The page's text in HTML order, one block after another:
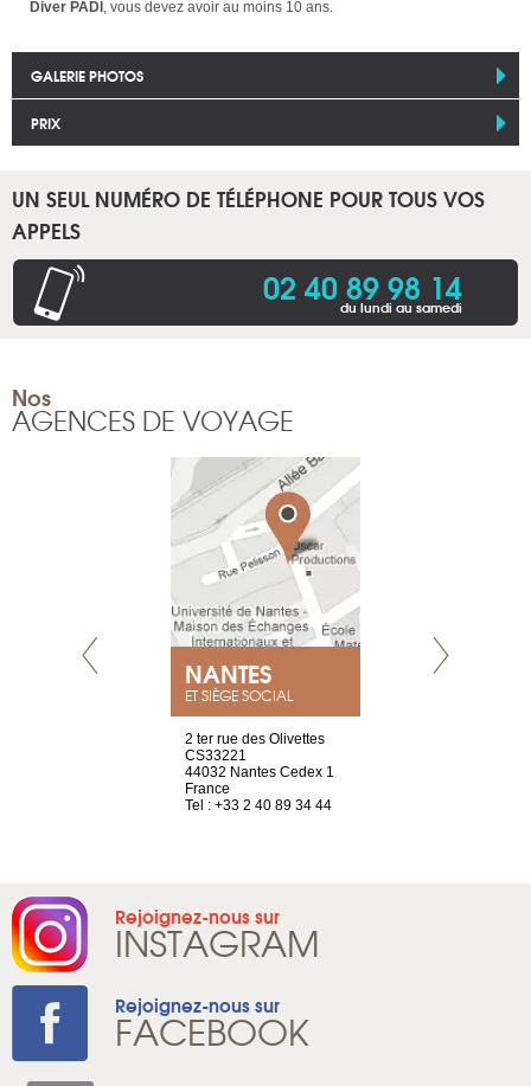
Diver PADI , vous devez avoir au moins 10 ans.
GALERIE PHOTOS
PRIX
UN SEUL NUMÉRO DE TÉLÉPHONE POUR TOUS VOS
APPELS
02 40 89 98 14
du lundi au samedi
Nos
AGENCES DE VOYAGE
NANTES
ET SIÈGE SOCIAL
2 ter rue des Olivettes
CS33221
44032 Nantes Cedex 1
France
Tel : +33 2 40 89 34 44
Rejoignez-nous sur
INSTAGRAM
Rejoignez-nous sur
FACEBOOK